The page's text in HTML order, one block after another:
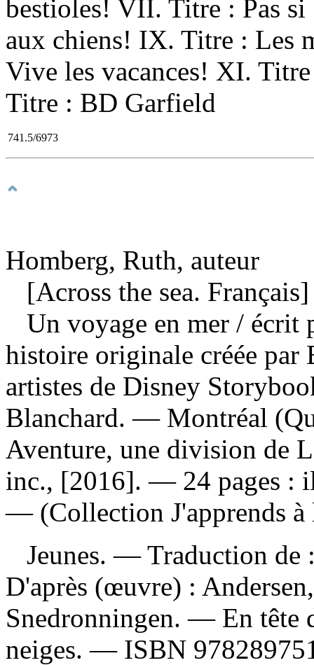
bestioles! VII. Titre : Pas
aux chiens! IX. Titre : Les
Vive les vacances! XI.
Titre : BD Garfield
741.5/6973
Homberg, Ruth, auteur
[Across the sea. Français]
Un voyage en mer / écrit
histoire originale créée
artistes de Disney
Blanchard. — Montréal
Aventure, une division de
inc., [2016]. — 24 pages :
— (Collection J'apprends à
Jeunes. —Traduction de
D'après (œuvre) :
Snedronningen. — En tête
neiges. — ISBN